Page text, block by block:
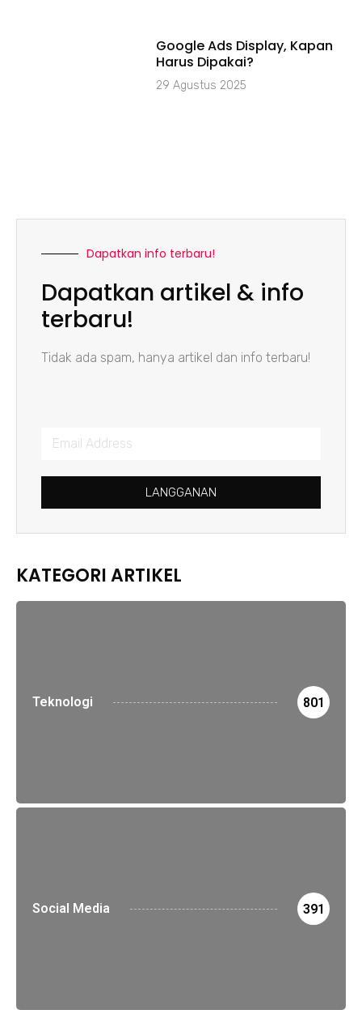
Google Ads Display, Kapan
Harus Dipakai?
29 Agustus 2025
Dapatkan info terbaru!
Dapatkan artikel & info
terbaru!
Tidak ada spam, hanya artikel dan info terbaru!
LANGGANAN
KATEGORI ARTIKEL
Teknologi 801
Social Media 391